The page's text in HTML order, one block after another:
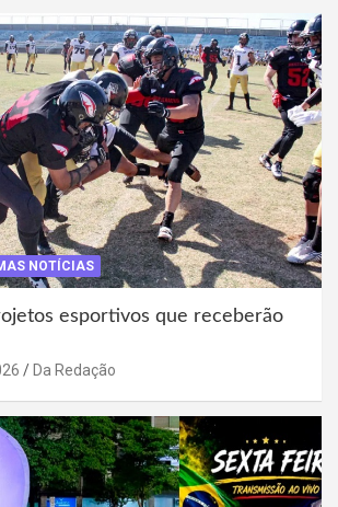
NOTÍCIAS
esportivos que receberão
Da Redação